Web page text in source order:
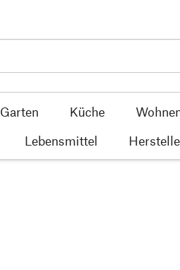
Garten Küche
Lebensmittel